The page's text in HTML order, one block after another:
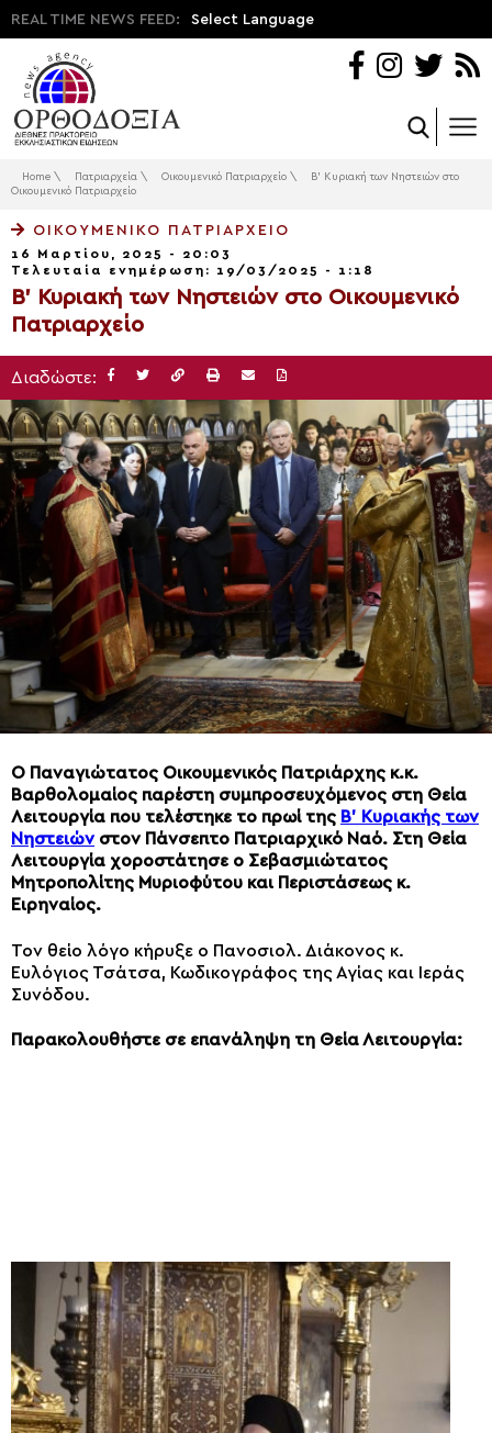
REAL TIME NEWS FEED: Select Language
Home \ Πατριαρχεία \ Οικουμενικό Πατριαρχείο \
Β’ Κυριακή των Νηστειών στο
Οικουμενικό Πατριαρχείο
ΟΙΚΟΥΜΕΝΙΚΌ ΠΑΤΡΙΑΡΧΕΊΟ
16 Μαρτίου, 2025 - 20:03
Τελευταία ενημέρωση: 19/03/2025 - 1:18
Β’ Κυριακή των Νηστειών στο Οικουμενικό
Πατριαρχείο
Διαδώστε:
Ο Παναγιώτατος Οικουμενικός Πατριάρχης κ.κ.
Βαρθολομαίος παρέστη συμπροσευχόμενος στη Θεία
Λειτουργία που τελέστηκε το πρωί της Β’ Κυριακής των
Νηστειώνστον Πάνσεπτο Πατριαρχικό Ναό. Στη Θεία
Λειτουργία χοροστάτησε ο Σεβασμιώτατος
Μητροπολίτης Μυριοφύτου και Περιστάσεως κ.
Ειρηναίος.
Τον θείο λόγο κήρυξε ο Πανοσιολ. Διάκονος κ.
Ευλόγιος Τσάτσα, Κωδικογράφος της Αγίας και Ιεράς
Συνόδου.
Παρακολουθήστε σε επανάληψη τη Θεία Λειτουργία: